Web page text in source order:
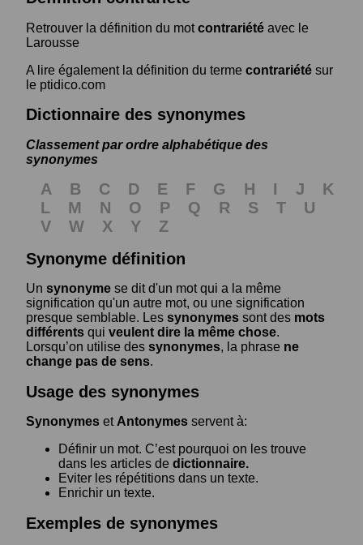
Retrouver la définition du motcontrariété avec le
Larousse
A lire également la définition du terme contrariété sur
le ptidico.com
Dictionnaire des synonymes
Classement par ordre alphabétique des
synonymes
A B C D E F G H I J
K
L
M N O P Q R S T
U
V
W X Y
Z
Synonyme définition
Un synonyme se dit d'un mot qui a la même
signification qu'un autre mot, ou une signification
presque semblable. Les synonymes sont des mots
différents qui veulent dire la même chose.
Lorsqu’on utilise des synonymes, la phrase ne
change pas de sens.
Usage des synonymes
Synonymes etAntonymes servent à:
Définir un mot. C’est pourquoi on les trouve
dans les articles de dictionnaire.
Eviter les répétitions dans un texte.
Enrichir un texte.
Exemples de synonymes